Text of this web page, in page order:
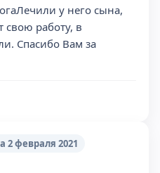
у него сына,
свою работу, в
Спасибо Вам за
2 февраля 2021